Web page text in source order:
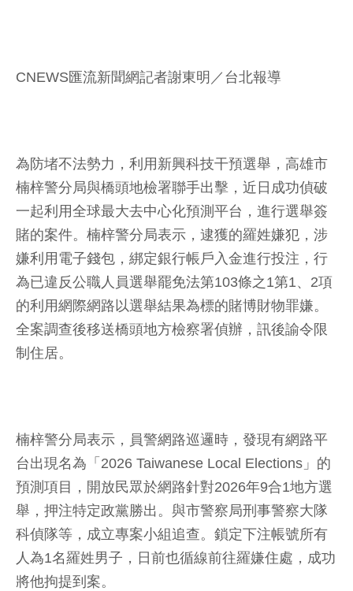
CNEWS匯流新聞網記者謝東明／台北報導
為防堵不法勢力，利用新興科技干預選舉，高雄市
楠梓警分局與橋頭地檢署聯手出擊，近日成功偵破
一起利用全球最大去中心化預測平台，進行選舉簽
賭的案件。楠梓警分局表示，逮獲的羅姓嫌犯，涉
嫌利用電子錢包，綁定銀行帳戶入金進行投注，行
為已違反公職人員選舉罷免法第103條之1第1、2項
的利用網際網路以選舉結果為標的賭博財物罪嫌。
全案調查後移送橋頭地方檢察署偵辦，訊後諭令限
制住居。
楠梓警分局表示，員警網路巡邏時，發現有網路平
台出現名為「2026 Taiwanese Local Elections」的
預測項目，開放民眾於網路針對2026年9合1地方選
舉，押注特定政黨勝出。與市警察局刑事警察大隊
科偵隊等，成立專案小組追查。鎖定下注帳號所有
人為1名羅姓男子，日前也循線前往羅嫌住處，成功
將他拘提到案。